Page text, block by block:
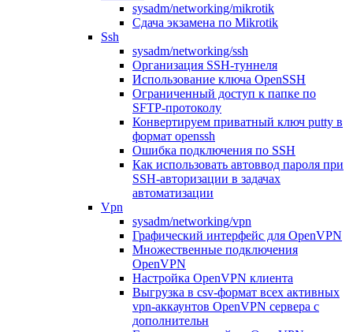
sysadm/networking/mikrotik
Сдача экзамена по Mikrotik
Ssh
sysadm/networking/ssh
Организация SSH-туннеля
Использование ключа OpenSSH
Ограниченный доступ к папке по
SFTP-протоколу
Конвертируем приватный ключ putty в
формат openssh
Ошибка подключения по SSH
Как использовать автоввод пароля при
SSH-авторизации в задачах
автоматизации
Vpn
sysadm/networking/vpn
Графический интерфейс для OpenVPN
Множественные подключения
OpenVPN
Настройка OpenVPN клиента
Выгрузка в csv-формат всех активных
vpn-аккаунтов OpenVPN сервера с
дополнительн